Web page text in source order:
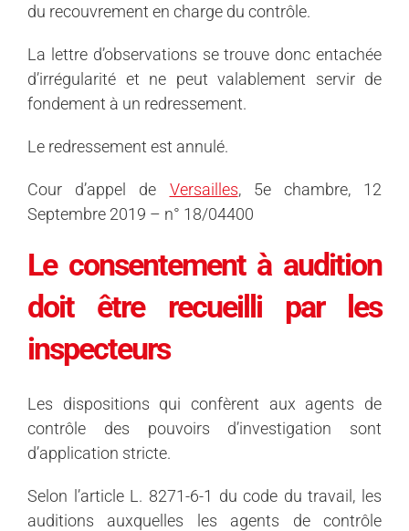
du recouvrement en charge du contrôle.
La lettre d’observations se trouve donc entachée
d’irrégularité et ne peut valablement servir de
fondement à un redressement.
Le redressement est annulé.
Cour d’appel de Versailles, 5e chambre, 12
Septembre 2019 – n° 18/04400
Le consentement à audition
doit être recueilli par les
inspecteurs
Les dispositions qui confèrent aux agents de
contrôle des pouvoirs d’investigation sont
d’application stricte.
Selon l’article L. 8271-6-1 du code du travail, les
auditions auxquelles les agents de contrôle